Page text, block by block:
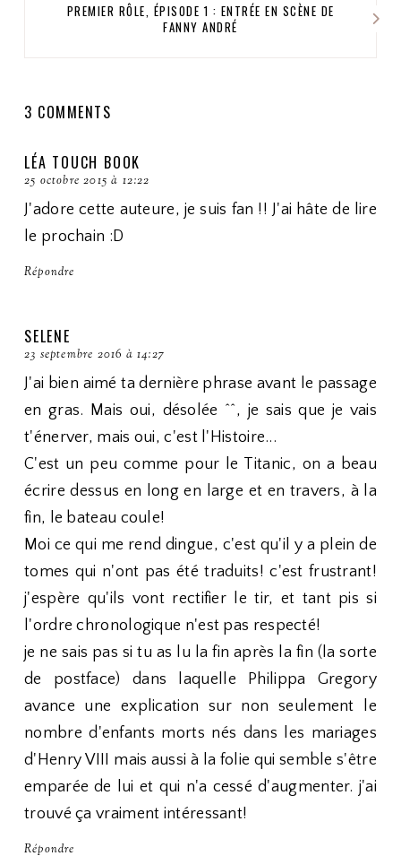
PREMIER RÔLE, ÉPISODE 1 : ENTRÉE EN SCÈNE DE
FANNY ANDRÉ
3 COMMENTS
LÉA TOUCH BOOK
25 octobre 2015 à 12:22
J'adore cette auteure, je suis fan !! J'ai hâte de lire
le prochain :D
Répondre
SELENE
23 septembre 2016 à 14:27
J'ai bien aimé ta dernière phrase avant le passage
en gras. Mais oui, désolée ^^, je sais que je vais
t'énerver, mais oui, c'est l'Histoire...
C'est un peu comme pour le Titanic, on a beau
écrire dessus en long en large et en travers, à la
fin, le bateau coule!
Moi ce qui me rend dingue, c'est qu'il y a plein de
tomes qui n'ont pas été traduits! c'est frustrant!
j'espère qu'ils vont rectifier le tir, et tant pis si
l'ordre chronologique n'est pas respecté!
je ne sais pas si tu as lu la fin après la fin (la sorte
de postface) dans laquelle Philippa Gregory
avance une explication sur non seulement le
nombre d'enfants morts nés dans les mariages
d'Henry VIII mais aussi à la folie qui semble s'être
emparée de lui et qui n'a cessé d'augmenter. j'ai
trouvé ça vraiment intéressant!
Répondre